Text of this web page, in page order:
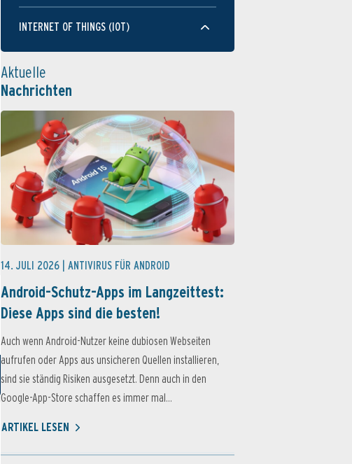
INTERNET OF THINGS (IOT)
Aktuelle
Nachrichten
14. JULI 2026 | ANTIVIRUS FÜR ANDROID
Android-Schutz-Apps im Langzeittest:
Diese Apps sind die besten!
Auch wenn Android-Nutzer keine dubiosen Webseiten
aufrufen oder Apps aus unsicheren Quellen installieren,
sind sie ständig Risiken ausgesetzt. Denn auch in den
Google-App-Store schaffen es immer mal...
ARTIKEL LESEN